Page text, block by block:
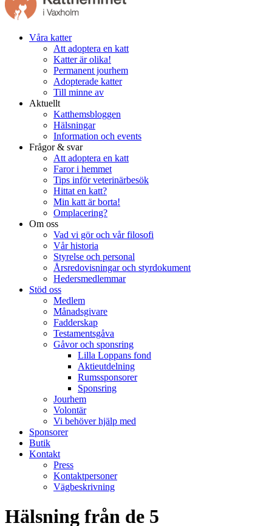
Våra katter
Att adoptera en katt
Katter är olika!
Permanent jourhem
Adopterade katter
Till minne av
Aktuellt
Katthemsbloggen
Hälsningar
Information och events
Frågor & svar
Att adoptera en katt
Faror i hemmet
Tips inför veterinärbesök
Hittat en katt?
Min katt är borta!
Omplacering?
Om oss
Vad vi gör och vår filosofi
Vår historia
Styrelse och personal
Årsredovisningar och styrdokument
Hedersmedlemmar
Stöd oss
Medlem
Månadsgivare
Fadderskap
Testamentsgåva
Gåvor och sponsring
Lilla Loppans fond
Aktieutdelning
Rumssponsorer
Sponsring
Jourhem
Volontär
Vi behöver hjälp med
Sponsorer
Butik
Kontakt
Press
Kontaktpersoner
Vägbeskrivning
Hälsning från de 5